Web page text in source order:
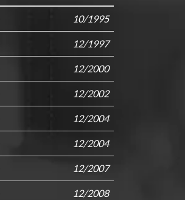
10/1995
12/1997
12/2000
12/2002
12/2004
12/2004
12/2007
12/2008